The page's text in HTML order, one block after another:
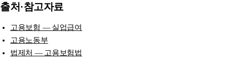
출처·참고자료
고용보험 — 실업급여
고용노동부
법제처 — 고용보험법